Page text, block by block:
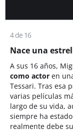
4 de 16
Nace una
A sus 16 años,
como actor en
Tessari. Tras esa
varias películas
largo de su vida,
siempre ha
realmente debe